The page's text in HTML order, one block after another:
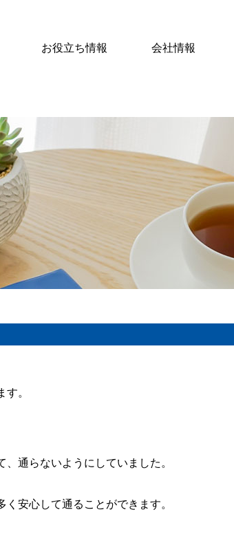
お役立ち情報 会社情報
。
通らないようにしていました。
安心して通ることができます。